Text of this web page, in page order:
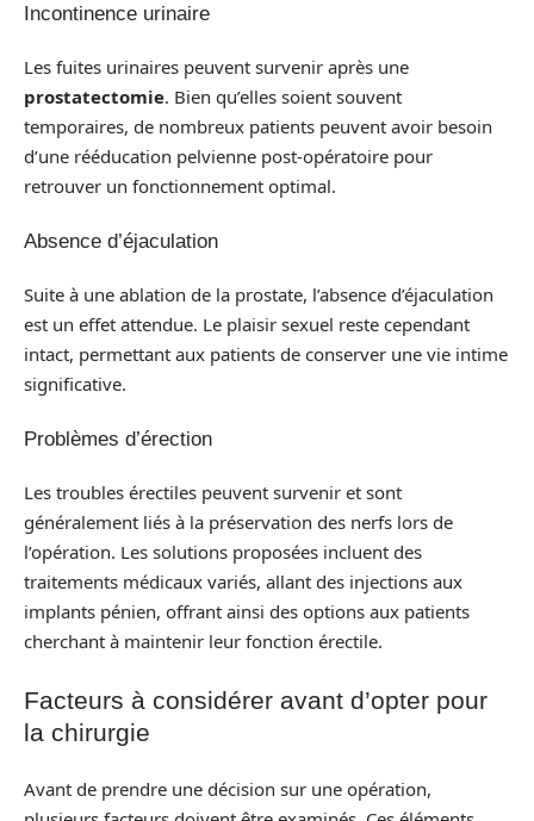
Incontinence urinaire
Les fuites urinaires peuvent survenir après une
prostatectomie. Bien qu’elles soient souvent
temporaires, de nombreux patients peuvent avoir besoin
d’une rééducation pelvienne post-opératoire pour
retrouver un fonctionnement optimal.
Absence d’éjaculation
Suite à une ablation de la prostate, l’absence d’éjaculation
est un effet attendue. Le plaisir sexuel reste cependant
intact, permettant aux patients de conserver une vie intime
significative.
Problèmes d’érection
Les troubles érectiles peuvent survenir et sont
généralement liés à la préservation des nerfs lors de
l’opération. Les solutions proposées incluent des
traitements médicaux variés, allant des injections aux
implants pénien, offrant ainsi des options aux patients
cherchant à maintenir leur fonction érectile.
Facteurs à considérer avant d’opter pour
la chirurgie
Avant de prendre une décision sur une opération,